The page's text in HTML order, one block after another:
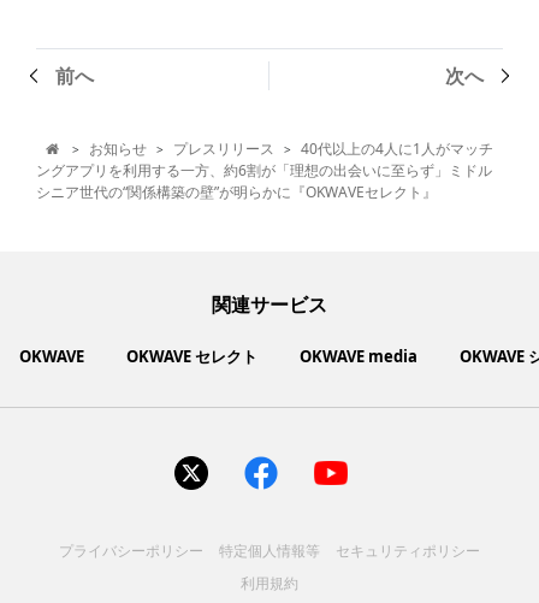
前へ 次へ
 > お知らせ > プレスリリース > 40代以上の4人に1人がマッチ
ングアプリを利用する一方、約6割が「理想の出会いに至らず」ミドル
シニア世代の“関係構築の壁”が明らかに『OKWAVEセレクト』
関連サービス
OKWAVE OKWAVE セレクト OKWAVE media OKWAVE
生活・暮らし
パソコン・スマートフォン インターネット・Webサービ
健康食品・サプリバス用品
ドリンク・お酒
ト
い物サイト
富士通クライアントコンピュ
ーティング株式会社
NEC LAVIE公式サイトブラザー販売株式会社
ス
プライバシーポリシー 特定個人情報等
セキュリティポリシー
利用規約